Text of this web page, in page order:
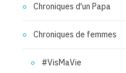
Chroniques d'un Papa
Chroniques de femmes
#VisMaVie